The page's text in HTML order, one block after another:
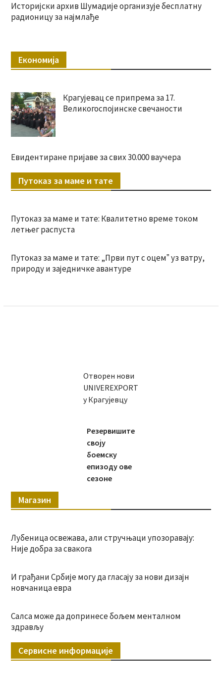
Историјски архив Шумадије организује бесплатну
радионицу за најмлађе
Економија
Крагујевац се припрема за 17.
Великогоспојинске свечаности
Евидентиране пријаве за свих 30.000 ваучера
Путоказ за маме и тате
Путоказ за маме и тате: Квалитетно време током
летњег распуста
Путоказ за маме и тате: „Први пут с оцемˮ уз ватру,
природу и заједничке авантуре
Отворен нови
UNIVEREXPORT
у Крагујевцу
Резервишите
своју
боемску
епизоду ове
сезоне
Магазин
Лубеница освежава, али стручњаци упозоравају:
Није добра за свакога
И грађани Србије могу да гласају за нови дизајн
новчаница евра
Салса може да допринесе бољем менталном
здрављу
Сервисне информације